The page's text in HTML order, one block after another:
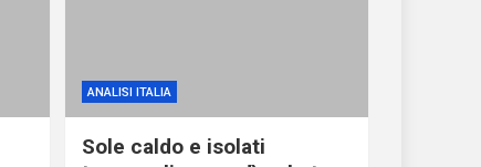
ANALISI ITALIA
Sole caldo e isolati